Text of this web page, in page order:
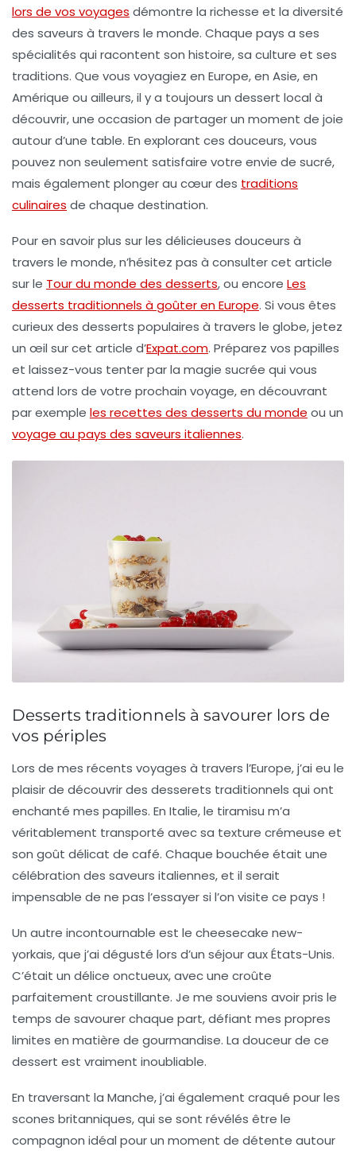
lors de vos voyages démontre la richesse et la diversité
des saveurs à travers le monde. Chaque pays a ses
spécialités qui racontent son histoire, sa culture et ses
traditions. Que vous voyagiez en Europe, en Asie, en
Amérique ou ailleurs, il y a toujours un dessert local à
découvrir, une occasion de partager un moment de joie
autour d’une table. En explorant ces douceurs, vous
pouvez non seulement satisfaire votre envie de sucré,
mais également plonger au cœur des traditions
culinaires de chaque destination.
Pour en savoir plus sur les délicieuses douceurs à
travers le monde, n’hésitez pas à consulter cet article
sur le Tour du monde des desserts, ou encore Les
desserts traditionnels à goûter en Europe. Si vous êtes
curieux des desserts populaires à travers le globe, jetez
un œil sur cet article d’Expat.com. Préparez vos papilles
et laissez-vous tenter par la magie sucrée qui vous
attend lors de votre prochain voyage, en découvrant
par exemple les recettes des desserts du monde ou un
voyage au pays des saveurs italiennes.
Desserts traditionnels à savourer lors de
vos périples
Lors de mes récents voyages à travers l’Europe, j’ai eu le
plaisir de découvrir des desserets traditionnels qui ont
enchanté mes papilles. En Italie, le tiramisu m’a
véritablement transporté avec sa texture crémeuse et
son goût délicat de café. Chaque bouchée était une
célébration des saveurs italiennes, et il serait
impensable de ne pas l’essayer si l’on visite ce pays !
Un autre incontournable est le cheesecake new-
yorkais, que j’ai dégusté lors d’un séjour aux États-Unis.
C’était un délice onctueux, avec une croûte
parfaitement croustillante. Je me souviens avoir pris le
temps de savourer chaque part, défiant mes propres
limites en matière de gourmandise. La douceur de ce
dessert est vraiment inoubliable.
En traversant la Manche, j’ai également craqué pour les
scones britanniques, qui se sont révélés être le
compagnon idéal pour un moment de détente autour